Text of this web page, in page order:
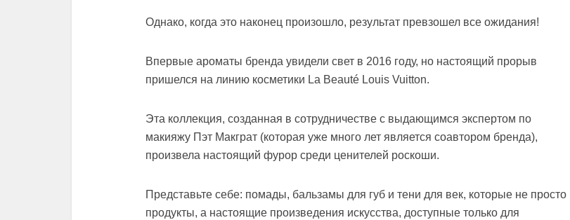
Однако, когда это наконец произошло, результат превзошел все ожидания!
Впервые ароматы бренда увидели свет в 2016 году, но настоящий прорыв
пришелся на линию косметики La Beauté Louis Vuitton.
Эта коллекция, созданная в сотрудничестве с выдающимся экспертом по
макияжу Пэт Макграт (которая уже много лет является соавтором бренда),
произвела настоящий фурор среди ценителей роскоши.
Представьте себе: помады, бальзамы для губ и тени для век, которые не просто
продукты, а настоящие произведения искусства, доступные только для